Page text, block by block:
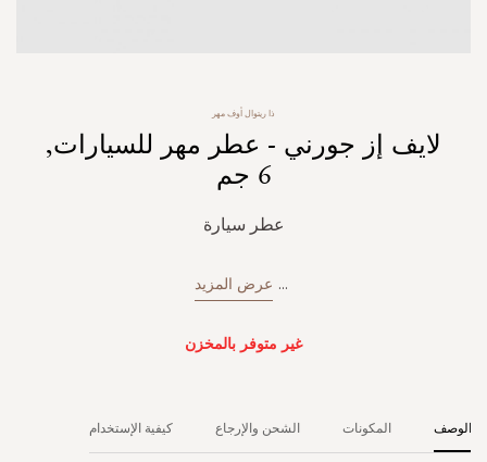
beginning
ذا ريتوال أوف مهر
لايف إز جورني - عطر مهر للسيارات,
6 جم
عطر سيارة
... عرض المزيد
غير متوفر بالمخزن
الوصف المكونات الشحن والإرجاع كيفية الإستخدام